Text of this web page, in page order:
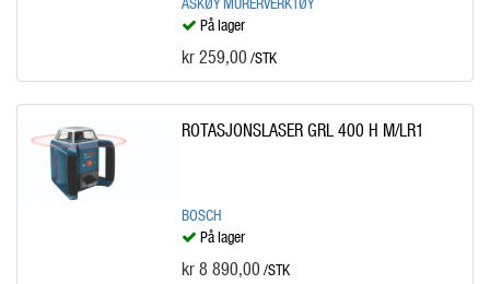
På lager
kr 259,00 /STK
ROTASJONSLASER GRL 400 H M/LR1
BOSCH
På lager
kr 8 890,00 /STK